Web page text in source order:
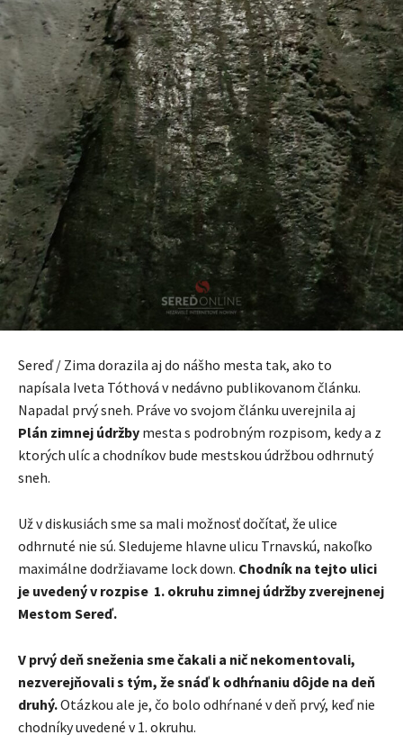
Sereď / Zima dorazila aj do nášho mesta tak, ako to
napísala Iveta Tóthová v nedávno publikovanom článku.
Napadal prvý sneh. Práve vo svojom článku uverejnila aj
Plán zimnej údržby mesta s podrobným rozpisom, kedy a z
ktorých ulíc a chodníkov bude mestskou údržbou odhrnutý
sneh.
Už v diskusiách sme sa mali možnosť dočítať, že ulice
odhrnuté nie sú. Sledujeme hlavne ulicu Trnavskú, nakoľko
maximálne dodržiavame lock down. Chodník na tejto ulici
je uvedený v rozpise 1. okruhu zimnej údržby zverejnenej
Mestom Sereď.
V prvý deň sneženia sme čakali a nič nekomentovali,
nezverejňovali s tým, že snáď k odhŕnaniu dôjde na deň
druhý.Otázkou ale je, čo bolo odhŕnané v deň prvý, keď nie
chodníky uvedené v 1. okruhu.